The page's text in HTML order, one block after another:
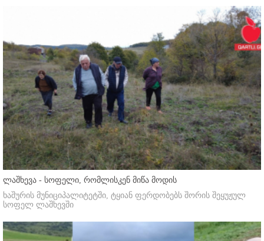
ლაშხევა - სოფელი, რომლისკენ მიწა მოდის
ხაშურის მუნიციპალიტეტში, ტყიან ფერდობებს შორის შეყუჟულ
სოფელ ლაშხევში